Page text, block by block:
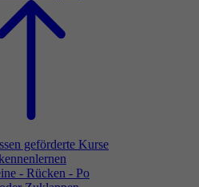
geförderte Kurse
- Rücken - Po